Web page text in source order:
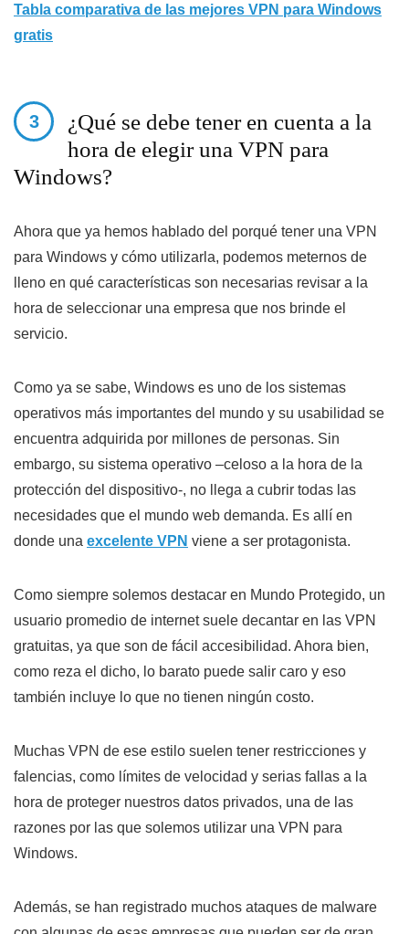
Tabla comparativa de las mejores VPN para Windows
gratis
¿Qué se debe tener en cuenta a la
hora de elegir una VPN para
Windows?
Ahora que ya hemos hablado del porqué tener una VPN
para Windows y cómo utilizarla, podemos meternos de
lleno en qué características son necesarias revisar a la
hora de seleccionar una empresa que nos brinde el
servicio.
Como ya se sabe, Windows es uno de los sistemas
operativos más importantes del mundo y su usabilidad se
encuentra adquirida por millones de personas. Sin
embargo, su sistema operativo –celoso a la hora de la
protección del dispositivo-, no llega a cubrir todas las
necesidades que el mundo web demanda. Es allí en
donde una excelente VPN viene a ser protagonista.
Como siempre solemos destacar en Mundo Protegido, un
usuario promedio de internet suele decantar en las VPN
gratuitas, ya que son de fácil accesibilidad. Ahora bien,
como reza el dicho, lo barato puede salir caro y eso
también incluye lo que no tienen ningún costo.
Muchas VPN de ese estilo suelen tener restricciones y
falencias, como límites de velocidad y serias fallas a la
hora de proteger nuestros datos privados, una de las
razones por las que solemos utilizar una VPN para
Windows.
Además, se han registrado muchos ataques de malware